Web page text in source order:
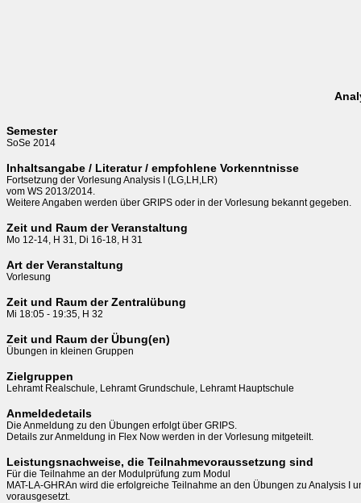
Semester
SoSe 2014
Inhaltsangabe / Literatur / empfohlene Vorkenntnisse
Fortsetzung der Vorlesung Analysis I (LG,LH,LR)
vom WS 2013/2014.
Weitere Angaben werden über GRIPS oder in der Vorlesung bekannt gegeben.
Zeit und Raum der Veranstaltung
Mo 12-14, H 31, Di 16-18, H 31
Art der Veranstaltung
Vorlesung
Zeit und Raum der Zentralübung
Mi 18:05 - 19:35, H 32
Zeit und Raum der Übung(en)
Übungen in kleinen Gruppen
Zielgruppen
Lehramt Realschule, Lehramt Grundschule, Lehramt Hauptschule
Anmeldedetails
Die Anmeldung zu den Übungen erfolgt über GRIPS.
Details zur Anmeldung in Flex Now werden in der Vorlesung mitgeteilt.
Leistungsnachweise, die Teilnahmevoraussetzung sind
Für die Teilnahme an der Modulprüfung zum Modul
MAT-LA-GHRAn wird die erfolgreiche Teilnahme an den Übungen zu Analysis I
vorausgesetzt.